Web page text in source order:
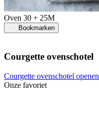
Oven 30 + 25M
Bookmarken
Courgette ovenschotel
Courgette ovenschotel openen
Onze favoriet